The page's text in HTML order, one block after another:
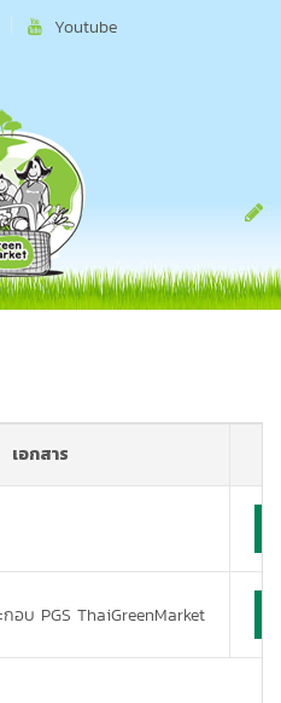
Youtube
เอกสาร
อบ PGS ThaiGreenMarket